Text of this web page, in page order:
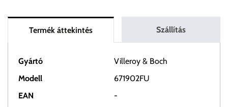
Termék áttekintés Szállítás
Gyártó
Villeroy & Boch
Modell
671902FU
EAN
-